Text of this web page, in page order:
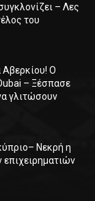
– Λες
του
Αβερκίου! Ο
– Ξέσπασε
γλιτώσουν
Νεκρή η